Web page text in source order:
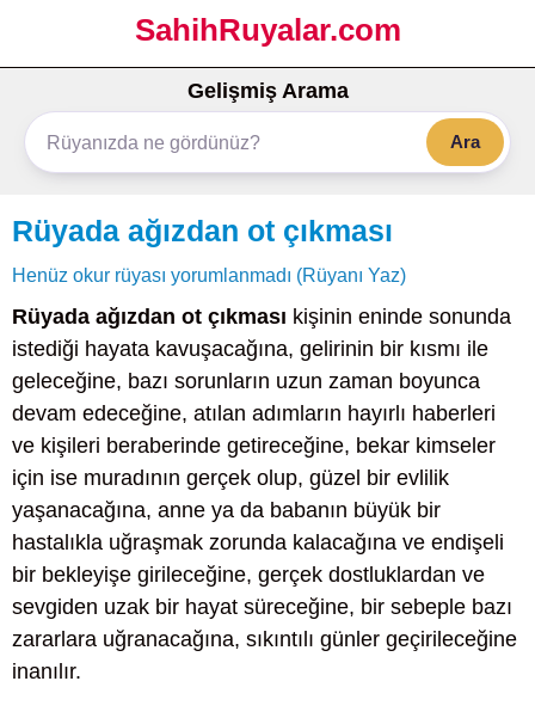
SahihRuyalar.com
Gelişmiş Arama
Ara
Rüyada ağızdan ot çıkması
Henüz okur rüyası yorumlanmadı (Rüyanı Yaz)
Rüyada ağızdan ot çıkması kişinin eninde sonunda
istediği hayata kavuşacağına, gelirinin bir kısmı ile
geleceğine, bazı sorunların uzun zaman boyunca
devam edeceğine, atılan adımların hayırlı haberleri
ve kişileri beraberinde getireceğine, bekar kimseler
için ise muradının gerçek olup, güzel bir evlilik
yaşanacağına, anne ya da babanın büyük bir
hastalıkla uğraşmak zorunda kalacağına ve endişeli
bir bekleyişe girileceğine, gerçek dostluklardan ve
sevgiden uzak bir hayat süreceğine, bir sebeple bazı
zararlara uğranacağına, sıkıntılı günler geçirileceğine
inanılır.